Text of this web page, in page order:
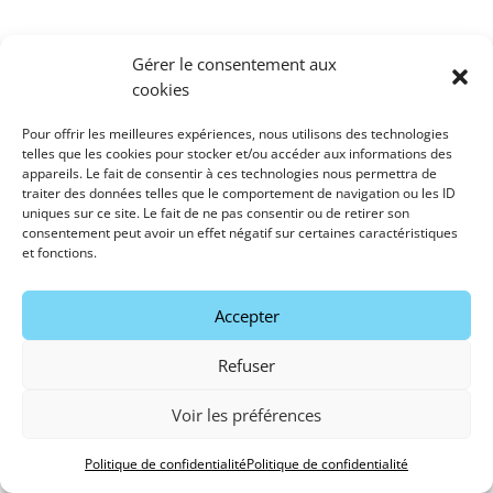
Gérer le consentement aux
cookies
Pour offrir les meilleures expériences, nous utilisons des technologies
telles que les cookies pour stocker et/ou accéder aux informations des
appareils. Le fait de consentir à ces technologies nous permettra de
traiter des données telles que le comportement de navigation ou les ID
uniques sur ce site. Le fait de ne pas consentir ou de retirer son
consentement peut avoir un effet négatif sur certaines caractéristiques
et fonctions.
Accepter
Refuser
Voir les préférences
Politique de confidentialitéPolitique de confidentialité